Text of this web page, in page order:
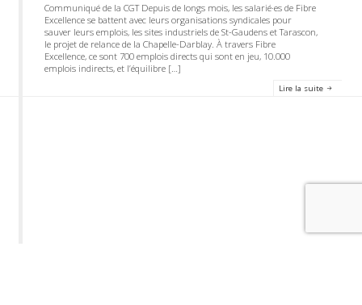
Communiqué de la CGT Depuis de longs mois, les salarié·es de Fibre
Excellence se battent avec leurs organisations syndicales pour
sauver leurs emplois, les sites industriels de St-Gaudens et Tarascon,
le projet de relance de la Chapelle-Darblay. À travers Fibre
Excellence, ce sont 700 emplois directs qui sont en jeu, 10.000
emplois indirects, et l’équilibre […]
Lire la suite